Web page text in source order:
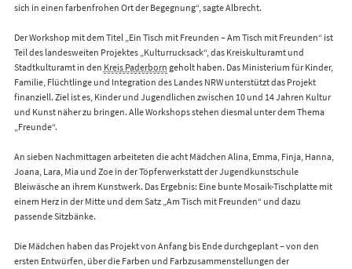
sich in einen farbenfrohen Ort der Begegnung“, sagte Albrecht.
Der Workshop mit dem Titel „Ein Tisch mit Freunden – Am Tisch mit Freunden“ ist
Teil des landesweiten Projektes „Kulturrucksack“, das Kreiskulturamt und
Stadtkulturamt in den Kreis Paderborn geholt haben. Das Ministerium für Kinder,
Familie, Flüchtlinge und Integration des Landes NRW unterstützt das Projekt
finanziell. Ziel ist es, Kinder und Jugendlichen zwischen 10 und 14 Jahren Kultur
und Kunst näher zu bringen. Alle Workshops stehen diesmal unter dem Thema
„Freunde“.
An sieben Nachmittagen arbeiteten die acht Mädchen Alina, Emma, Finja, Hanna,
Joana, Lara, Mia und Zoe in der Töpferwerkstatt der Jugendkunstschule
Bleiwäsche an ihrem Kunstwerk. Das Ergebnis: Eine bunte Mosaik-Tischplatte mit
einem Herz in der Mitte und dem Satz „Am Tisch mit Freunden“ und dazu
passende Sitzbänke.
Die Mädchen haben das Projekt von Anfang bis Ende durchgeplant – von den
ersten Entwürfen, über die Farben und Farbzusammenstellungen der